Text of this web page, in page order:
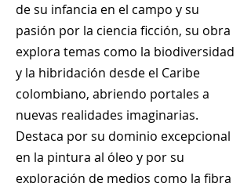
de su infancia en el campo y su
pasión por la ciencia ficción, su obra
explora temas como la biodiversidad
y la hibridación desde el Caribe
colombiano, abriendo portales a
nuevas realidades imaginarias.
Destaca por su dominio excepcional
en la pintura al óleo y por su
exploración de medios como la fibra